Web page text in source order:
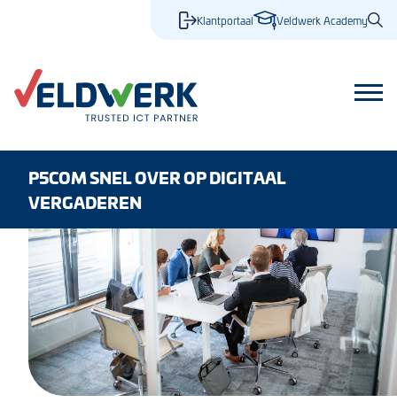
Klantportaal Veldwerk Academy
P5COM SNEL OVER OP DIGITAAL
VERGADEREN